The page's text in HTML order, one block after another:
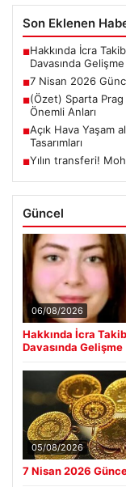
Son Eklenen
■Hakkında İcra
Davasında Gelişme
■7 Nisan 2026
■(Özet) Sparta
Önemli Anları
■Açık Hava Yaşam
Tasarımları
■Yılın transferi!
Güncel
06/08/2026
Hakkında İcra
Davasında Gelişme
05/08/2026
7 Nisan 2026